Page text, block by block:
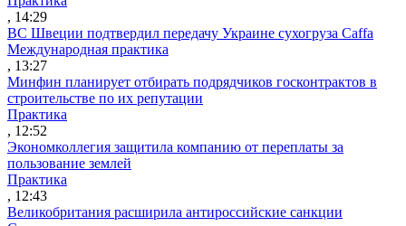
, 14:29
ВС Швеции подтвердил передачу Украине сухогруза Caffa
Международная практика
, 13:27
Минфин планирует отбирать подрядчиков госконтрактов в
строительстве по их репутации
Практика
, 12:52
Экономколлегия защитила компанию от переплаты за
пользование землей
Практика
, 12:43
Великобритания расширила антироссийские санкции